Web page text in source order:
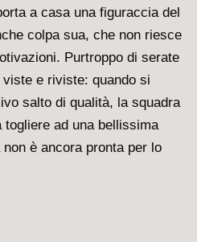
a casa una figuraccia del
colpa sua, che non riesce
Purtroppo di serate
e riviste: quando si
salto di qualità, la squadra
ad una bellissima
è ancora pronta per lo